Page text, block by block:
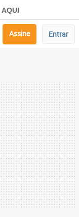
AQUI
Assine Entrar